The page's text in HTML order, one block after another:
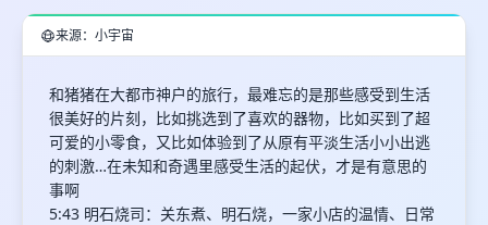
来源：小宇宙
和猪猪在大都市神户的旅行，最难忘的是那些感受到生活
很美好的片刻，比如挑选到了喜欢的器物，比如买到了超
可爱的小零食，又比如体验到了从原有平淡生活小小出逃
的刺激…在未知和奇遇里感受生活的起伏，才是有意思的
事啊
5:43 明石烧司：关东煮、明石烧，一家小店的温情、日常